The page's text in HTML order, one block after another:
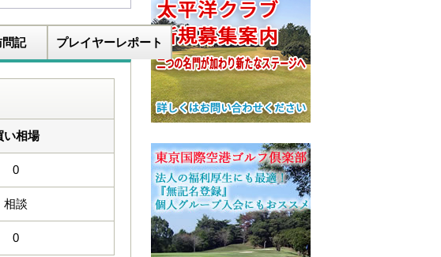
問記 プレイヤーレポート
い相場
0
相談
0